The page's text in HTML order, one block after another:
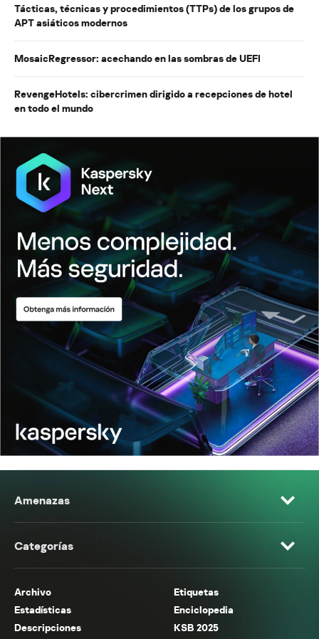
Tácticas, técnicas y procedimientos (TTPs) de los grupos de
APT asiáticos modernos
MosaicRegressor: acechando en las sombras de UEFI
RevengeHotels: cibercrimen dirigido a recepciones de hotel
en todo el mundo
Amenazas
Categorías
Archivo
Etiquetas
Estadísticas
Enciclopedia
Descripciones
KSB 2025